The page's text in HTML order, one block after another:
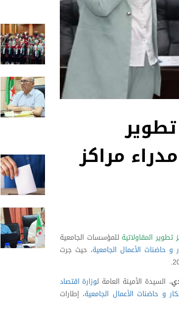
مراكز
المقاولاتية للمؤسسات الجامعية
و حاضنات الأعمال الجامعية، حيث جرت
، السيدة الأمينة العامة لوزارة اقتصاد
و حاضنات الأعمال الجامعية، إطارات